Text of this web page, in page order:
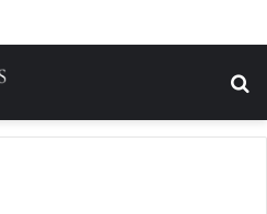
que cobra sin chambear